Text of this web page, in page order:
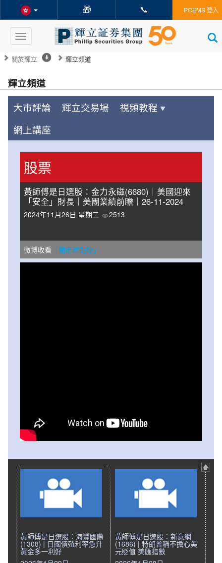
🎁 📞 POEMS 登入
Toggle
navigation
關於輝立 輝立頻道
輝立頻道
大市評論 輝立交易場
視頻教程
網上講座
股票
黃師傅是日選股：金力永磁(6680)｜美國迎來
「安全」財長｜美團業績前瞻｜26-11-2024
2024年11月26日 星期二 2513
微博收看 「開市起跑線」
黃師傅是日選股：海豐國際
(1308) | 日國債殖利率急升
黃金多一利好
黃師傅是日選股：新意網
(1686) | 特朗普稱不擔心美
元貶值 美匯指數